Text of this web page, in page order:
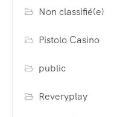
Non classifié(e)
Pistolo Casino
public
Reveryplay